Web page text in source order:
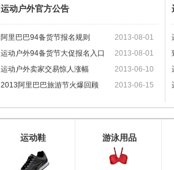
运动户外官方公告
阿里巴巴94备货节报名规则
2013-08-01
运动户外94备货节大促报名入口
2013-08-01
运动户外卖家交易惊人涨幅
2013-06-10
2013阿里巴巴旅游节火爆回顾
2013-06-15
运动鞋 游泳用品